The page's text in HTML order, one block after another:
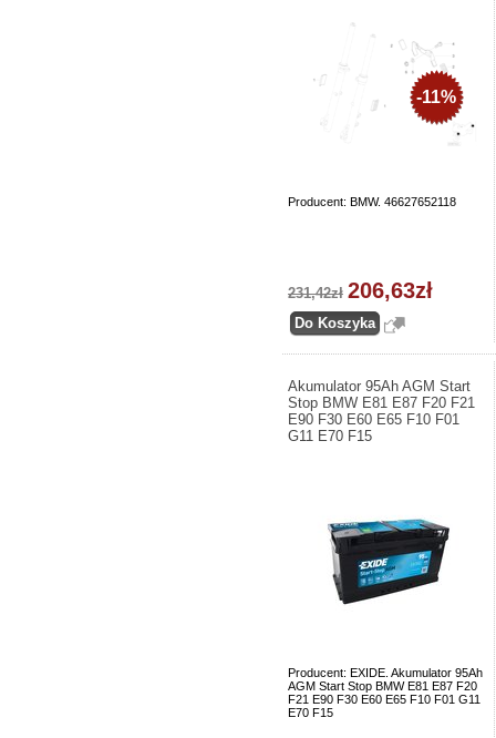
Producent: BMW. 46627652118
-11%
231,42zł 206,63zł
Akumulator 95Ah AGM Start
Stop BMW E81 E87 F20 F21
E90 F30 E60 E65 F10 F01
G11 E70 F15
Producent: EXIDE. Akumulator 95Ah
AGM Start Stop BMW E81 E87 F20
F21 E90 F30 E60 E65 F10 F01 G11
E70 F15